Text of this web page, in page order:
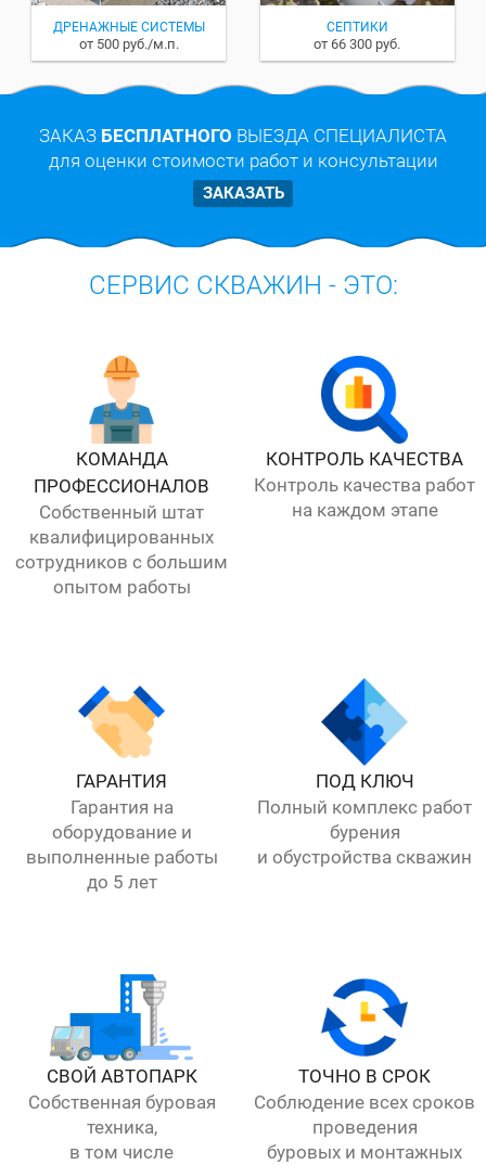
ДРЕНАЖНЫЕ СИСТЕМЫ
от 500 руб./м.п.
СЕПТИКИ
от 66 300 руб.
ЗАКАЗ БЕСПЛАТНОГО ВЫЕЗДА СПЕЦИАЛИСТА
для оценки стоимости работ и консультации
ЗАКАЗАТЬ
СЕРВИС СКВАЖИН - ЭТО:
КОМАНДА
ПРОФЕССИОНАЛОВ
Собственный штат
квалифицированных
сотрудников с большим
опытом работы
КОНТРОЛЬ КАЧЕСТВА
Контроль качества работ
на каждом этапе
ГАРАНТИЯ
Гарантия на
оборудование и
выполненные работы
до 5 лет
ПОД КЛЮЧ
Полный комплекс работ
бурения
и обустройства скважин
СВОЙ АВТОПАРК
Собственная буровая
техника,
в том числе
ТОЧНО В СРОК
Соблюдение всех сроков
проведения
буровых и монтажных